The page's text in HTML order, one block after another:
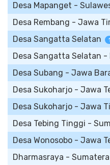
Desa Mapanget -
Desa Rembang - Jawa
Desa Sangatta Selatan 1
Desa Sangatta Selatan
Desa Subang - Jawa
Desa Sukoharjo - Jawa
Desa Sukoharjo - Jawa
Desa Tebing Tinggi -
Desa Wonosobo - Jawa
Dharmasraya -